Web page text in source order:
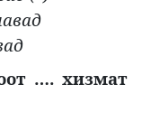
…. хизмат